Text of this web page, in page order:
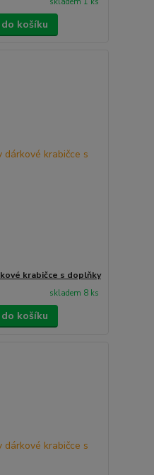
košíku
krabičce s doplňky
skladem 8 ks
košíku